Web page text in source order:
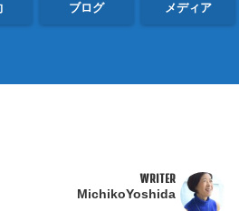
ブログ メディア
WRITER
MichikoYoshida